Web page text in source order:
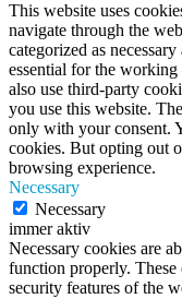
This website uses
navigate through the
categorized as
essential for the
also use third-party
you use this website.
only with your consent.
cookies. But opting out
browsing experience.
Necessary
Necessary
immer aktiv
Necessary cookies are
function properly. These
security features of the